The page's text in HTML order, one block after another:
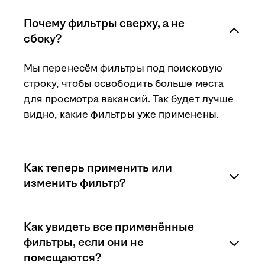
Почему фильтры сверху, а не
сбоку?
Мы перенесём фильтры под поисковую
строку, чтобы освободить больше места
для просмотра вакансий. Так будет лучше
видно, какие фильтры уже применены.
Как теперь применить или
изменить фильтр?
фильтр — появится список вариантов.
Затем указать нужные из них или изменить
свой предыдущий выбор. Также можно
Как увидеть все применённые
фильтры, если они не
помещаются?